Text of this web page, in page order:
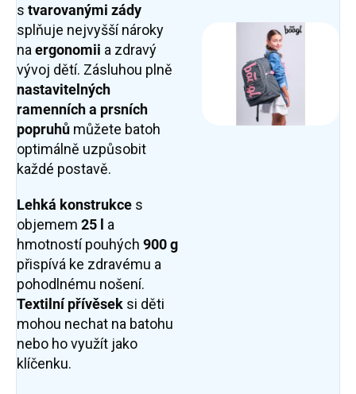
s tvarovanými zády
splňuje nejvyšší nároky
naergonomii a zdravý
vývoj dětí. Zásluhou plně
nastavitelných
ramenních a prsních
popruhů můžete batoh
optimálně uzpůsobit
každé postavě.
Lehká konstrukce s
objemem 25 l
a
hmotností pouhých 900 g
přispívá ke zdravému a
pohodlnému nošení.
Textilní přívěsek si děti
mohou nechat na batohu
nebo ho využít jako
klíčenku.